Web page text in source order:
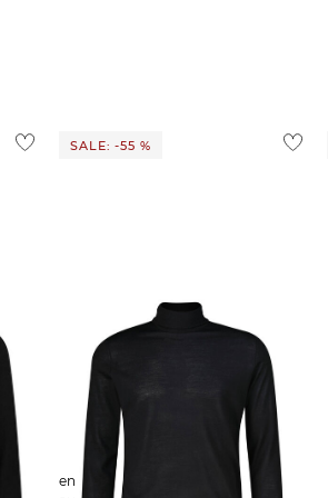
Ausland findest duhier
SALE: -55 %
engelhorn | Herren Strickpullover